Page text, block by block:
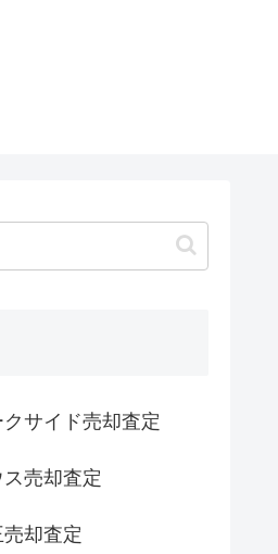
サイド売却査定
売却査定
却査定